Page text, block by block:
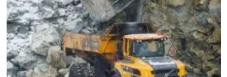
dnes
tuná
zo
západom
žiť.
Tváriť
sa
veselo